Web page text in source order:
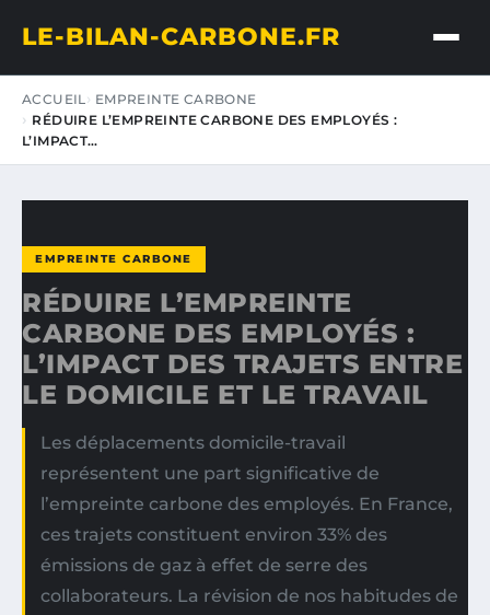
LE-BILAN-CARBONE.FR
ACCUEIL
EMPREINTE CARBONE
RÉDUIRE L’EMPREINTE CARBONE DES EMPLOYÉS :
L’IMPACT…
EMPREINTE CARBONE
RÉDUIRE L’EMPREINTE
CARBONE DES EMPLOYÉS :
L’IMPACT DES TRAJETS ENTRE
LE DOMICILE ET LE TRAVAIL
Les déplacements domicile-travail
représentent une part significative de
l’empreinte carbone des employés. En France,
ces trajets constituent environ 33% des
émissions de gaz à effet de serre des
collaborateurs. La révision de nos habitudes de